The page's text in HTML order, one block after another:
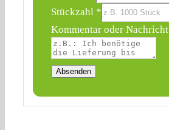
E-
Stückzahl *
Kommentar oder Nachricht
Absenden